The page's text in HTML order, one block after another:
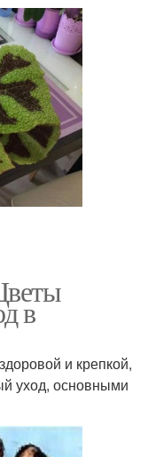
в
и крепкой,
уход, основными